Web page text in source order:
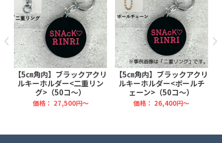
【5㎝角内】ブラックアクリ
ルキーホルダー<二重リン
グ>（50コ～）
価格： 27,500円～
【5㎝角内】ブラックアクリ
ルキーホルダー<ボールチ
ェーン>（50コ～）
価格： 26,400円～